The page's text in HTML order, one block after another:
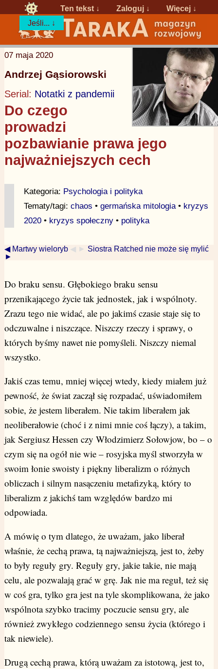
Ten tekst ↓ Zaloguj ↓
Więcej ↓
Jeśli... ↓
07 maja 2020
Andrzej Gąsiorowski
Serial: Notatki z pandemii
Do czego
prowadzi
pozbawianie prawa jego
najważniejszych cech
Kategoria: Psychologia i polityka
Tematy/tagi: chaos • germańska mitologia• kryzys
2020• kryzys społeczny• polityka
◀ Martwy wieloryb ◀ ► Siostra Ratched nie może się mylić
►
Do braku sensu. Głębokiego braku sensu
przenikającego życie tak jednostek, jak i wspólnoty.
Zrazu tego nie widać, ale po jakimś czasie staje się to
odczuwalne i niszczące. Niszczy rzeczy i sprawy, o
których byśmy nawet nie pomyśleli. Niszczy niemal
wszystko.
Jakiś czas temu, mniej więcej wtedy, kiedy miałem już
pewność, że świat zaczął się rozpadać, uświadomiłem
sobie, że jestem liberałem. Nie takim liberałem jak
neoliberałowie (choć i z nimi mnie coś łączy), a takim,
jak Sergiusz Hessen czy Włodzimierz Sołowjow, bo – o
czym się na ogół nie wie – rosyjska myśl stworzyła w
swoim łonie swoisty i piękny liberalizm o różnych
obliczach i silnym nasączeniu metafizyką, który to
liberalizm z jakichś tam względów bardzo mi
odpowiada.
A mówię o tym dlatego, że uważam, jako liberał
właśnie, że cechą prawa, tą najważniejszą, jest to, żeby
to były reguły gry. Reguły gry, jakie takie, nie mają
celu, ale pozwalają grać w grę. Jak nie ma reguł, też się
w coś gra, tylko gra jest na tyle skomplikowana, że jako
wspólnota szybko tracimy poczucie sensu gry, ale
również zwykłego codziennego sensu życia (którego i
tak niewiele).
Drugą cechą prawa, którą uważam za istotową, jest to,